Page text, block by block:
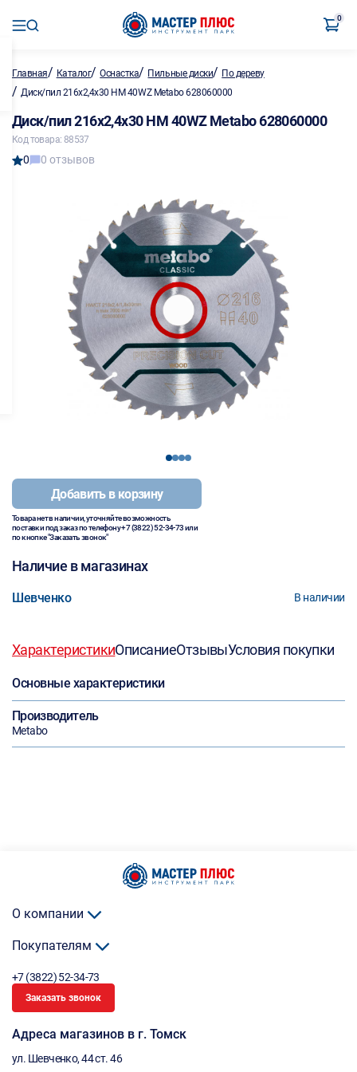
0
Главная/ Каталог/Оснастка/ Пильные диски/ По дереву
/ Диск/пил 216х2,4х30 HM 40WZ Metabo 628060000
Диск/пил 216х2,4х30 HM 40WZ Metabo 628060000
Код товара: 88537
0 0 отзывов
1234
Добавить в корзину
Товара нет в наличии, уточняйте возможность
поставки под заказ по телефону+7 (3822) 52-34-73или
по кнопке "Заказать звонок"
Наличие в магазинах
Шевченко В наличии
ХарактеристикиОписаниеОтзывыУсловия покупки
Основные характеристики
Производитель
Metabo
О компании
Покупателям
+7 (3822) 52-34-73
Заказать звонок
Адреса магазинов в г. Томск
ул. Шевченко, 44 ст. 46